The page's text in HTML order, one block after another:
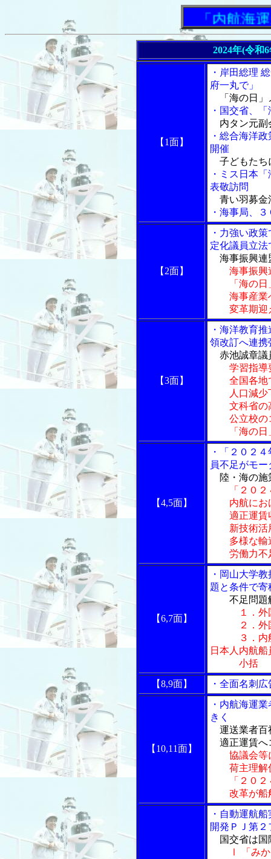
「内航海運新
2024年(令和
【1面】
・岸田総理
府一丸で」
「海の日」
・国交省、
内タン元副
・総合海洋
開催
子どもたち
・ミス日本
表敬訪問
青い羽募金
・海事局、
【2面】
・力強い政
定化議員立
海事振興連
海事振興
「海の日
海事産業
変革期迎
【3面】
・海洋教育
領改訂へ連携
赤池誠章議
学習指導
全国各地
人口減少
文科省の
公立校のコ
「海の日
【4,5面】
・「２０２
員不足がモ
陸・海の
「２０
内航にお
適正運賃
新技術活
多様な輸
労働力不
【6,7面】
・岡山大学
題と条件で寄
不足問題
１．
２．外国
３．内航
日本人内航
小括
【8,9面】
・全面名刺広
【10,11面】
・内航海運
きく
運送業者百
適正運賃へ
協議会等
荷主理解
「２０２
改革が船
・自動運航
開発ＰＪ第２
国交省は国
Ⅰ 「み